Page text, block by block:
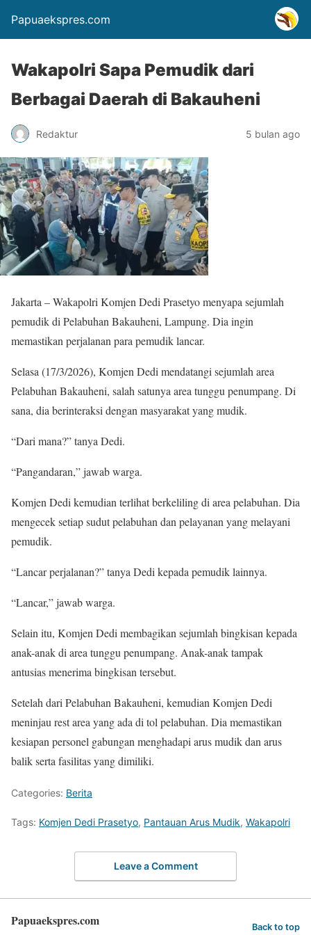
Papuaekspres.com
Wakapolri Sapa Pemudik dari
Berbagai Daerah di Bakauheni
Redaktur 5 bulan ago
Jakarta – Wakapolri Komjen Dedi Prasetyo menyapa sejumlah
pemudik di Pelabuhan Bakauheni, Lampung. Dia ingin
memastikan perjalanan para pemudik lancar.
Selasa (17/3/2026), Komjen Dedi mendatangi sejumlah area
Pelabuhan Bakauheni, salah satunya area tunggu penumpang. Di
sana, dia berinteraksi dengan masyarakat yang mudik.
“Dari mana?” tanya Dedi.
“Pangandaran,” jawab warga.
Komjen Dedi kemudian terlihat berkeliling di area pelabuhan. Dia
mengecek setiap sudut pelabuhan dan pelayanan yang melayani
pemudik.
“Lancar perjalanan?” tanya Dedi kepada pemudik lainnya.
“Lancar,” jawab warga.
Selain itu, Komjen Dedi membagikan sejumlah bingkisan kepada
anak-anak di area tunggu penumpang. Anak-anak tampak
antusias menerima bingkisan tersebut.
Setelah dari Pelabuhan Bakauheni, kemudian Komjen Dedi
meninjau rest area yang ada di tol pelabuhan. Dia memastikan
kesiapan personel gabungan menghadapi arus mudik dan arus
balik serta fasilitas yang dimiliki.
Categories: Berita
Tags: Komjen Dedi Prasetyo, Pantauan Arus Mudik, Wakapolri
Leave a Comment
Papuaekspres.com Back to top